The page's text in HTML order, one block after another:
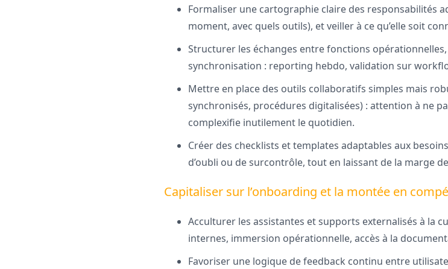
Formaliser une cartographie claire des responsabilités
moment, avec quels outils), et veiller à ce qu’elle soit
Structurer les échanges entre fonctions
synchronisation : reporting hebdo, validation sur
Mettre en place des outils collaboratifs simples mais
synchronisés, procédures digitalisées) : attention à ne
complexifie inutilement le quotidien.
Créer des checklists et templates adaptables aux
d’oubli ou de surcontrôle, tout en laissant de la marge
Capitaliser sur l’onboarding et la montée en
Acculturer les assistantes et supports externalisés à la
internes, immersion opérationnelle, accès à la
Favoriser une logique de feedback continu entre